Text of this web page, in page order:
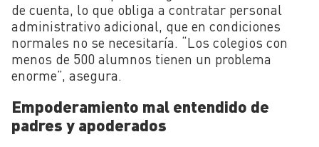
de cuenta, lo que obliga a contratar personal
administrativo adicional, que en condiciones
normales no se necesitaría. “Los colegios con
menos de 500 alumnos tienen un problema
enorme”, asegura.
Empoderamiento mal entendido de
padres y apoderados